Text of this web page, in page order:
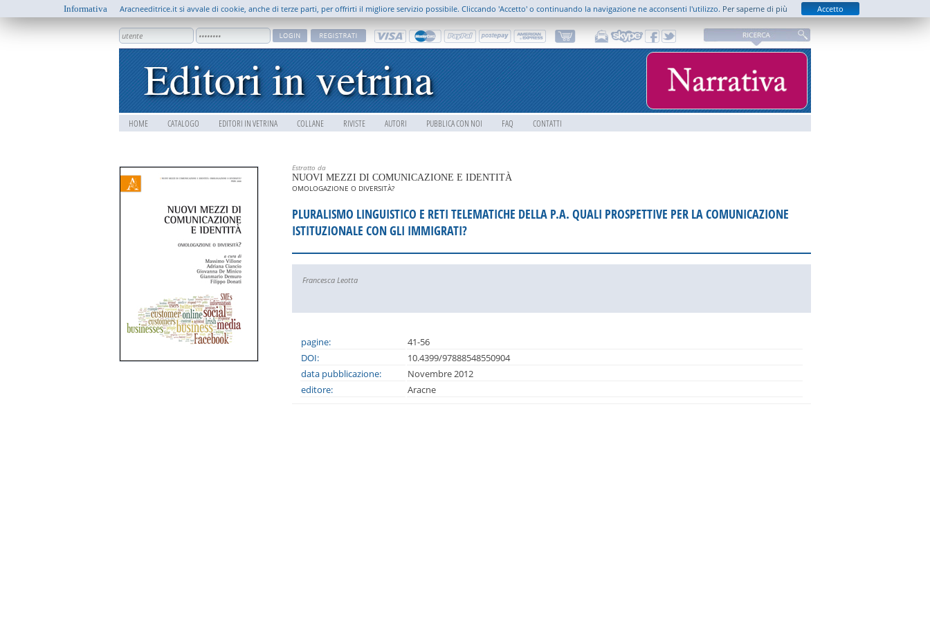
HOME CATALOGO EDITORI IN VETRINA COLLANE RIVISTE AUTORI PUBBLICA CON NOI FAQ CONTATTI
Informativa Aracneeditrice.it si avvale di cookie, anche di terze parti, per offrirti il migliore servizio possibile. Cliccando 'Accetto' o continuando la navigazione ne acconsenti l'utilizzo. Per saperne di più Accetto
Estratto da
NUOVI MEZZI DI COMUNICAZIONE E IDENTITÀ
OMOLOGAZIONE O DIVERSITÀ?
PLURALISMO LINGUISTICO E RETI TELEMATICHE DELLA P.A. QUALI PROSPETTIVE PER LA COMUNICAZIONE
ISTITUZIONALE CON GLI IMMIGRATI?
Francesca Leotta
pagine:
41-56
DOI:
10.4399/97888548550904
data pubblicazione:
Novembre 2012
editore:
Aracne